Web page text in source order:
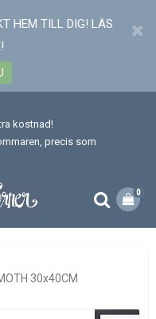
HEM TILL DIG! LÄS
kostnad!
precis som
0
30x40CM